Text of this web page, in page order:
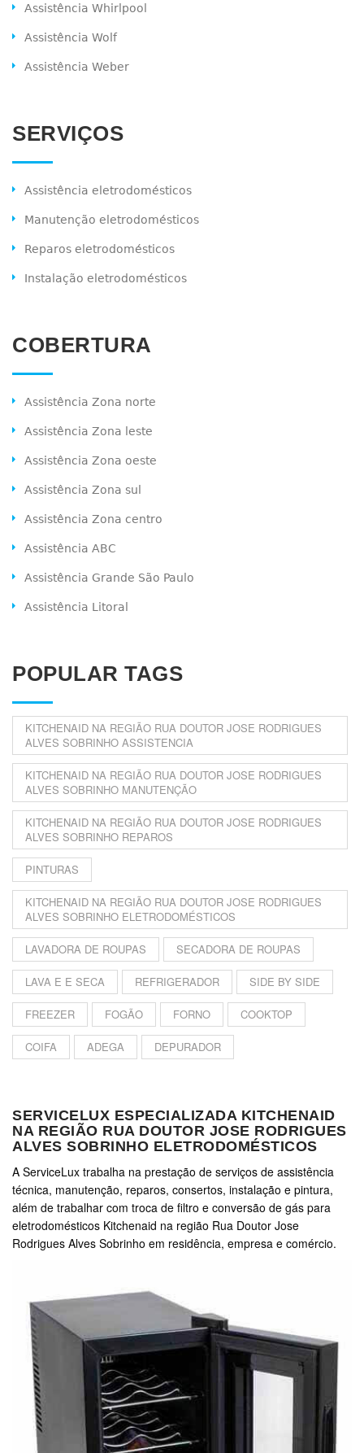
Assistência Whirlpool
Assistência Wolf
Assistência Weber
SERVIÇOS
Assistência eletrodomésticos
Manutenção eletrodomésticos
Reparos eletrodomésticos
Instalação eletrodomésticos
COBERTURA
Assistência Zona norte
Assistência Zona leste
Assistência Zona oeste
Assistência Zona sul
Assistência Zona centro
Assistência ABC
Assistência Grande São Paulo
Assistência Litoral
POPULAR TAGS
KITCHENAID NA REGIÃO RUA DOUTOR JOSE RODRIGUES
ALVES SOBRINHO ASSISTENCIA
KITCHENAID NA REGIÃO RUA DOUTOR JOSE RODRIGUES
ALVES SOBRINHO MANUTENÇÃO
KITCHENAID NA REGIÃO RUA DOUTOR JOSE RODRIGUES
ALVES SOBRINHO REPAROS
PINTURAS
KITCHENAID NA REGIÃO RUA DOUTOR JOSE RODRIGUES
ALVES SOBRINHO ELETRODOMÉSTICOS
LAVADORA DE ROUPAS SECADORA DE ROUPAS
LAVA E E SECA REFRIGERADOR SIDE BY SIDE
FREEZER FOGÃO FORNO COOKTOP
COIFA ADEGA DEPURADOR
SERVICELUX ESPECIALIZADA KITCHENAID
NA REGIÃO RUA DOUTOR JOSE RODRIGUES
ALVES SOBRINHO ELETRODOMÉSTICOS
A ServiceLux trabalha na prestação de serviços de assistência
técnica, manutenção, reparos, consertos, instalação e pintura,
além de trabalhar com troca de filtro e conversão de gás para
eletrodomésticos Kitchenaid na região Rua Doutor Jose
Rodrigues Alves Sobrinho em residência, empresa e comércio.